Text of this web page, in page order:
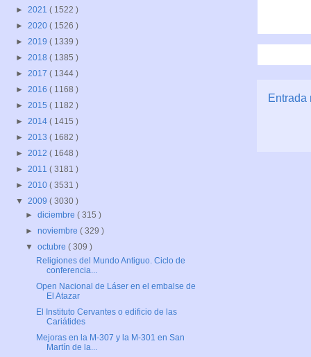
Entrada
► 2021 ( 1522 )
► 2020 ( 1526 )
► 2019 ( 1339 )
► 2018 ( 1385 )
► 2017 ( 1344 )
► 2016 ( 1168 )
► 2015 ( 1182 )
► 2014 ( 1415 )
► 2013 ( 1682 )
► 2012 ( 1648 )
► 2011 ( 3181 )
► 2010 ( 3531 )
▼ 2009 ( 3030 )
►diciembre( 315 )
►noviembre( 329 )
▼octubre( 309 )
Religiones del Mundo Antiguo. Ciclo de
conferencia...
Open Nacional de Láser en el embalse de
El Atazar
El Instituto Cervantes o edificio de las
Cariátides
Mejoras en la M-307 y la M-301 en San
Martín de la...